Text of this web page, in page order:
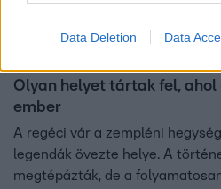
Data Deletion Data
Olyan helyet tártak fel,
ember
A regéci vár a zempléni
legendák övezte helye. A
megtépázták, de a